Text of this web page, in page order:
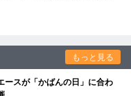
もっと見る
スが「かばんの日」に合わ